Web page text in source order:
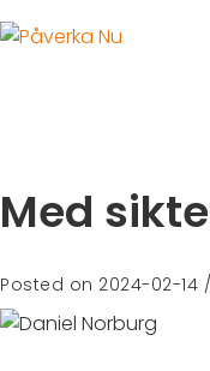
Med
Posted on 2024-02-14 /